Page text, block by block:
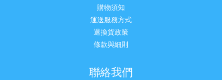
購物須知
運送服務方式
退換貨政策
條款與細則
聯絡我們